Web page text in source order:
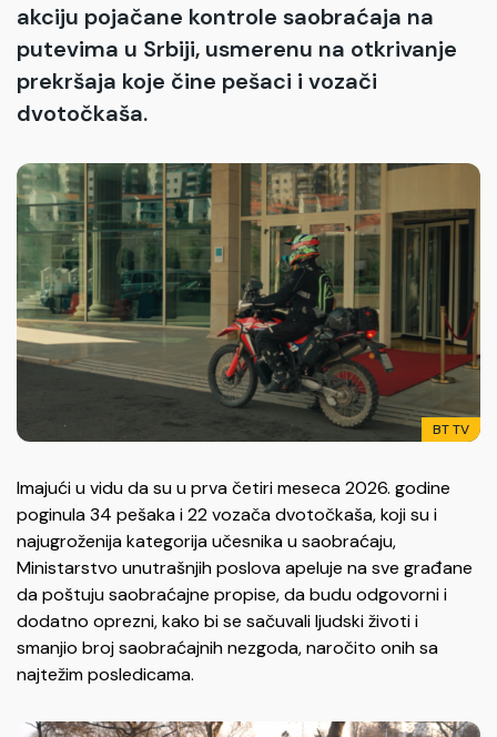
akciju pojačane kontrole saobraćaja na
putevima u Srbiji, usmerenu na otkrivanje
prekršaja koje čine pešaci i vozači
dvotočkaša.
BT TV
Imajući u vidu da su u prva četiri meseca 2026. godine
poginula 34 pešaka i 22 vozača dvotočkaša, koji su i
najugroženija kategorija učesnika u saobraćaju,
Ministarstvo unutrašnjih poslova apeluje na sve građane
da poštuju saobraćajne propise, da budu odgovorni i
dodatno oprezni, kako bi se sačuvali ljudski životi i
smanjio broj saobraćajnih nezgoda, naročito onih sa
najtežim posledicama.